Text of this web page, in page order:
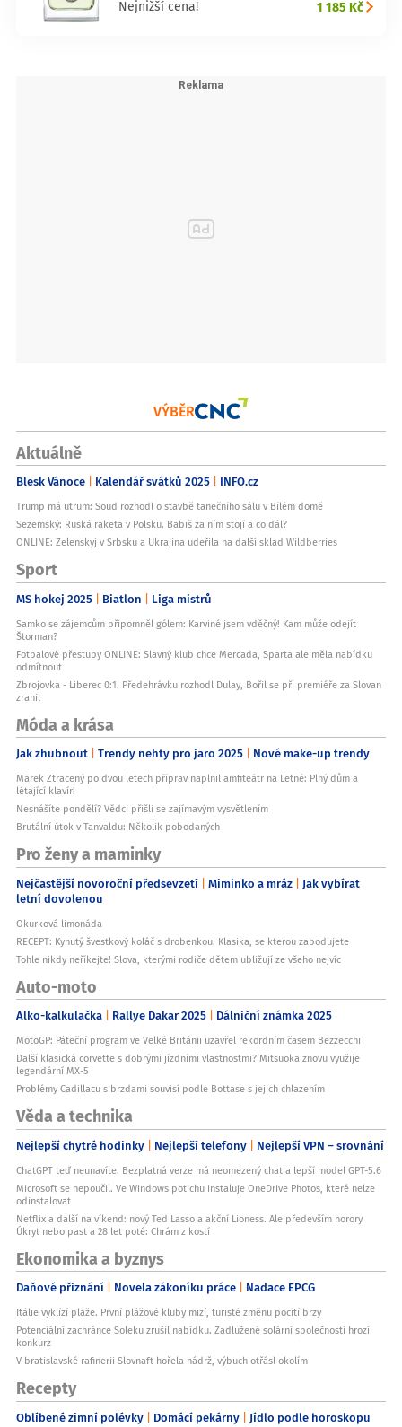
Nejnižší cena! 1 185 Kč
VÝBĚR
Aktuálně
Blesk Vánoce Kalendář svátků 2025 INFO.cz
Trump má utrum: Soud rozhodl o stavbě tanečního sálu v Bílém domě
Sezemský: Ruská raketa v Polsku. Babiš za ním stojí a co dál?
ONLINE: Zelenskyj v Srbsku a Ukrajina udeřila na další sklad Wildberries
Sport
MS hokej 2025 Biatlon Liga mistrů
Samko se zájemcům připomněl gólem: Karviné jsem vděčný! Kam může odejít
Štorman?
Fotbalové přestupy ONLINE: Slavný klub chce Mercada, Sparta ale měla nabídku
odmítnout
Zbrojovka - Liberec 0:1. Předehrávku rozhodl Dulay, Bořil se při premiéře za Slovan
zranil
Móda a krása
Jak zhubnout Trendy nehty pro jaro 2025 Nové make-up trendy
Marek Ztracený po dvou letech příprav naplnil amfiteátr na Letné: Plný dům a
létající klavír!
Nesnášíte pondělí? Vědci přišli se zajímavým vysvětlením
Brutální útok v Tanvaldu: Několik pobodaných
Pro ženy a maminky
Nejčastější novoroční předsevzetí Miminko a mráz Jak vybírat
letní dovolenou
Okurková limonáda
RECEPT: Kynutý švestkový koláč s drobenkou. Klasika, se kterou zabodujete
Tohle nikdy neříkejte! Slova, kterými rodiče dětem ubližují ze všeho nejvíc
Auto-moto
Alko-kalkulačka Rallye Dakar 2025 Dálniční známka 2025
MotoGP: Páteční program ve Velké Británii uzavřel rekordním časem Bezzecchi
Další klasická corvette s dobrými jízdními vlastnostmi? Mitsuoka znovu využije
legendární MX-5
Problémy Cadillacu s brzdami souvisí podle Bottase s jejich chlazením
Věda a technika
Nejlepší chytré hodinky Nejlepší telefony Nejlepší VPN – srovnání
ChatGPT teď neunavíte. Bezplatná verze má neomezený chat a lepší model GPT-5.6
Microsoft se nepoučil. Ve Windows potichu instaluje OneDrive Photos, které nelze
odinstalovat
Netflix a další na víkend: nový Ted Lasso a akční Lioness. Ale především horory
Úkryt nebo past a 28 let poté: Chrám z kostí
Ekonomika a byznys
Daňové přiznání Novela zákoníku práce Nadace EPCG
Itálie vyklízí pláže. První plážové kluby mizí, turisté změnu pocítí brzy
Potenciální zachránce Soleku zrušil nabídku. Zadlužené solární společnosti hrozí
konkurz
V bratislavské rafinerii Slovnaft hořela nádrž, výbuch otřásl okolím
Recepty
Oblíbené zimní polévky Domácí pekárny Jídlo podle horoskopu